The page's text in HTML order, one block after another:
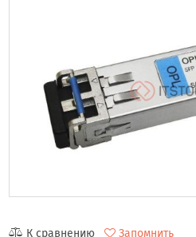
К сравнению Запомнить